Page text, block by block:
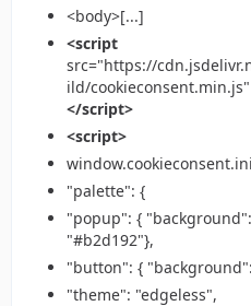
<body>[...]
<script
src="https://
ild/
</script>
<script>
"palette": {
"popup": {
"#b2d192"},
"button": {
"theme": "edgeless",